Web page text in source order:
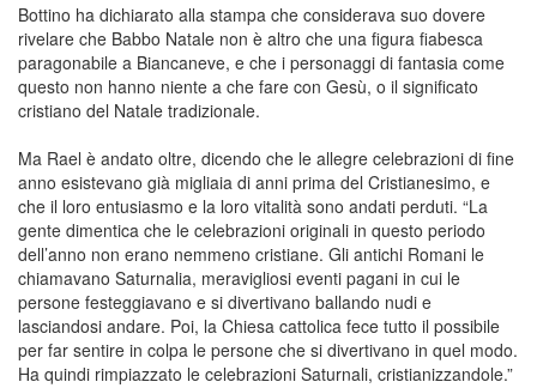
Bottino ha dichiarato alla stampa che considerava suo dovere
rivelare che Babbo Natale non è altro che una figura fiabesca
paragonabile a Biancaneve, e che i personaggi di fantasia come
questo non hanno niente a che fare con Gesù, o il significato
cristiano del Natale tradizionale.
Ma Rael è andato oltre, dicendo che le allegre celebrazioni di fine
anno esistevano già migliaia di anni prima del Cristianesimo, e
che il loro entusiasmo e la loro vitalità sono andati perduti. “La
gente dimentica che le celebrazioni originali in questo periodo
dell’anno non erano nemmeno cristiane. Gli antichi Romani le
chiamavano Saturnalia, meravigliosi eventi pagani in cui le
persone festeggiavano e si divertivano ballando nudi e
lasciandosi andare. Poi, la Chiesa cattolica fece tutto il possibile
per far sentire in colpa le persone che si divertivano in quel modo.
Ha quindi rimpiazzato le celebrazioni Saturnali, cristianizzandole.”